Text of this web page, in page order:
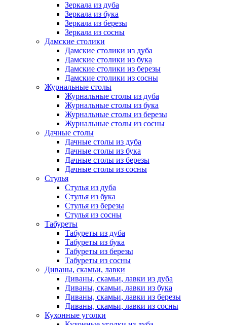
Зеркала из дуба
Зеркала из бука
Зеркала из березы
Зеркала из сосны
Дамские столики
Дамские столики из дуба
Дамские столики из бука
Дамские столики из березы
Дамские столики из сосны
Журнальные столы
Журнальные столы из дуба
Журнальные столы из бука
Журнальные столы из березы
Журнальные столы из сосны
Дачные столы
Дачные столы из дуба
Дачные столы из бука
Дачные столы из березы
Дачные столы из сосны
Стулья
Стулья из дуба
Стулья из бука
Стулья из березы
Стулья из сосны
Табуреты
Табуреты из дуба
Табуреты из бука
Табуреты из березы
Табуреты из сосны
Диваны, скамьи, лавки
Диваны, скамьи, лавки из дуба
Диваны, скамьи, лавки из бука
Диваны, скамьи, лавки из березы
Диваны, скамьи, лавки из сосны
Кухонные уголки